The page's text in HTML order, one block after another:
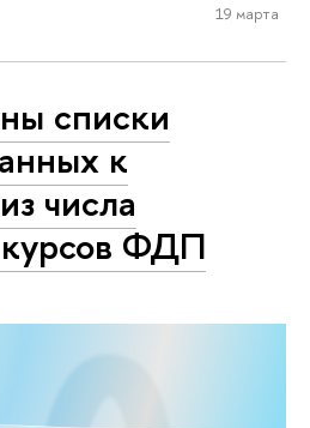
19 марта
списки
к
числа
ФДП